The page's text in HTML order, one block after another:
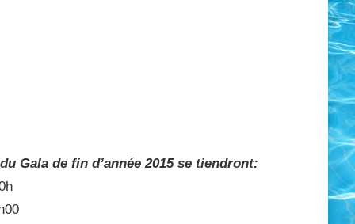
Gala de fin d’année 2015 se tiendront: